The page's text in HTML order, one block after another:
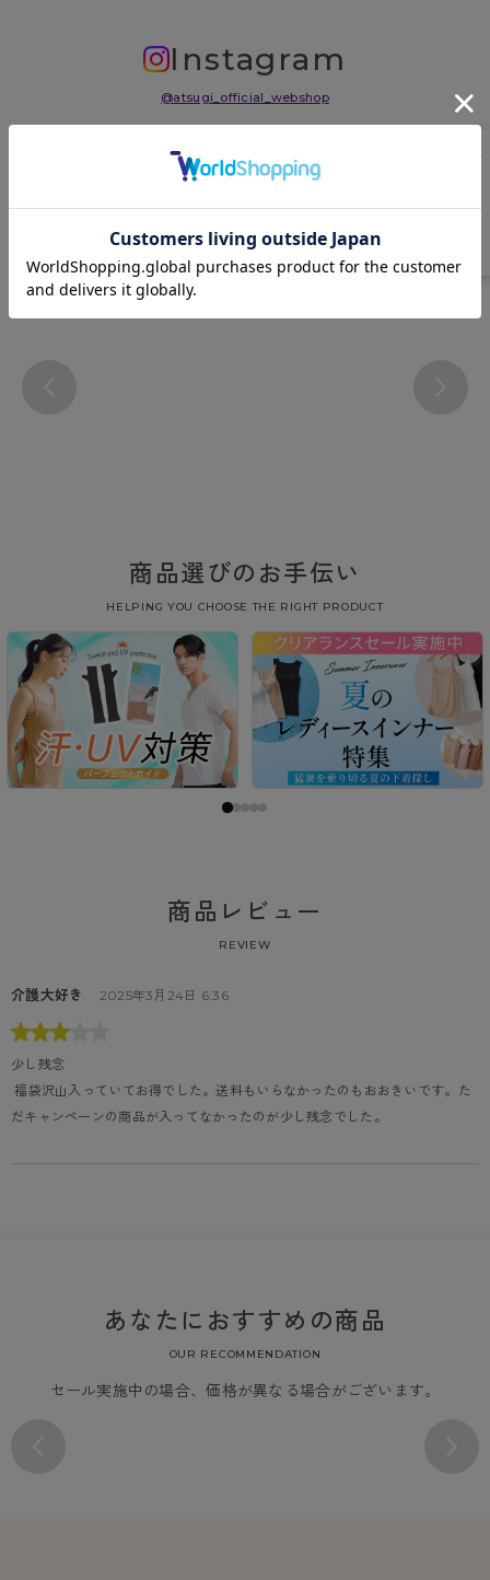
Instagram
@atsugi_official_webshop
商品選びのお手伝い
HELPING YOU CHOOSE THE RIGHT PRODUCT
商品レビュー
REVIEW
介護大好き 2025年3月24日 6:36
少し残念
福袋沢山入っていてお得でした。送料もいらなかったのもおおきいです。た
だキャンペーンの商品が入ってなかったのが少し残念でした。
あなたにおすすめの商品
OUR RECOMMENDATION
セール実施中の場合、価格が異なる場合がございます。